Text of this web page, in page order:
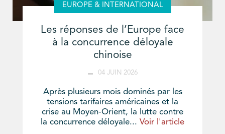
EUROPE & INTERNATIONAL
Les réponses de l’Europe face
à la concurrence déloyale
chinoise
04 JUIN 2026
Après plusieurs mois dominés par les
tensions tarifaires américaines et la
crise au Moyen-Orient, la lutte contre
la concurrence déloyale... Voir l'article